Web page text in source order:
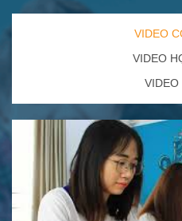
VIDEO
VIDEO
VIDEO